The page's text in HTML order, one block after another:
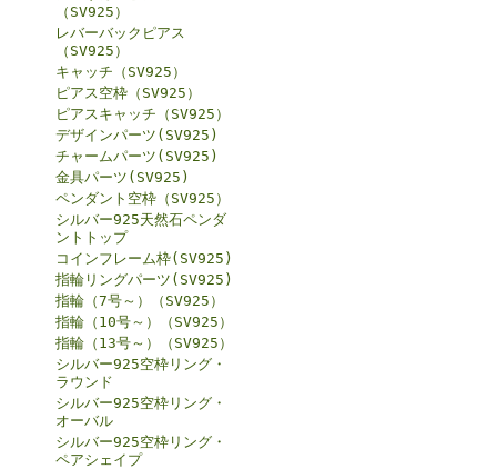
（SV925）
レバーバックピアス
（SV925）
キャッチ（SV925）
ピアス空枠（SV925）
ピアスキャッチ（SV925）
デザインパーツ(SV925)
チャームパーツ(SV925)
金具パーツ(SV925)
ペンダント空枠（SV925）
シルバー925天然石ペンダ
ントトップ
コインフレーム枠(SV925)
指輪リングパーツ(SV925)
指輪（7号～）（SV925）
指輪（10号～）（SV925）
指輪（13号～）（SV925）
シルバー925空枠リング・
ラウンド
シルバー925空枠リング・
オーバル
シルバー925空枠リング・
ペアシェイプ